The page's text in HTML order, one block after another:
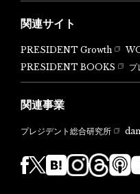
関連サイト
PRESIDENT Growth
PRESIDENT BOOKS
関連事業
プレジデント総合研究所